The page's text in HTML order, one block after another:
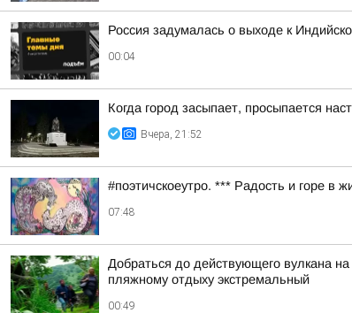
Россия задумалась о выходе к
00:04
Когда город засыпает, просыпается
Вчера, 21:52
#поэтичскоеутро. *** Радость и горе в
07:48
Добраться до действующего вулкана
пляжному отдыху экстремальный
00:49